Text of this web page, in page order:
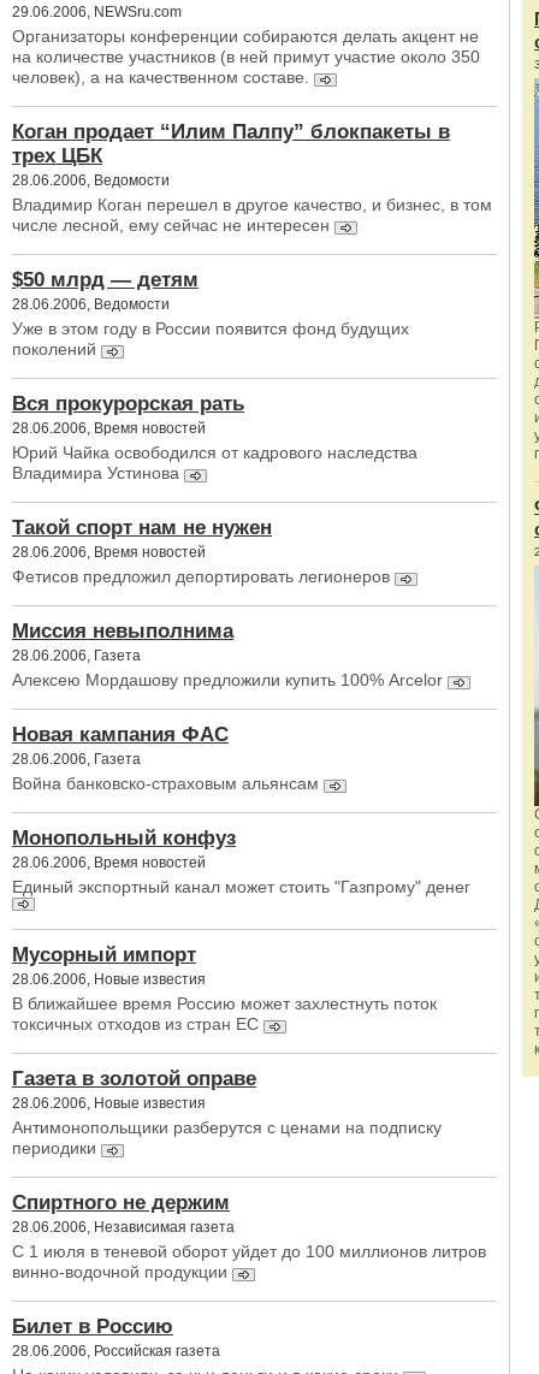
29.06.2006, NEWSru.com
Организаторы конференции собираются делать акцент не
на количестве участников (в ней примут участие около 350
человек), а на качественном составе.
Коган продает “Илим Палпу” блокпакеты в
трех ЦБК
28.06.2006, Ведомости
Владимир Коган перешел в другое качество, и бизнес, в том
числе лесной, ему сейчас не интересен
$50 млрд — детям
28.06.2006, Ведомости
Уже в этом году в России появится фонд будущих
поколений
Вся прокурорская рать
28.06.2006, Время новостей
Юрий Чайка освободился от кадрового наследства
Владимира Устинова
Такой спорт нам не нужен
28.06.2006, Время новостей
Фетисов предложил депортировать легионеров
Миссия невыполнима
28.06.2006, Газета
Алексею Мордашову предложили купить 100% Arcelor
Новая кампания ФАС
28.06.2006, Газета
Война банковско-страховым альянсам
Монопольный конфуз
28.06.2006, Время новостей
Единый экспортный канал может стоить "Газпрому" денег
Мусорный импорт
28.06.2006, Новые известия
В ближайшее время Россию может захлестнуть поток
токсичных отходов из стран ЕС
Газета в золотой оправе
28.06.2006, Новые известия
Антимонопольщики разберутся с ценами на подписку
периодики
Спиртного не держим
28.06.2006, Независимая газета
С 1 июля в теневой оборот уйдет до 100 миллионов литров
винно-водочной продукции
Билет в Россию
28.06.2006, Российская газета